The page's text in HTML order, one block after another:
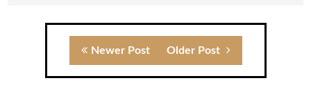
Newer Post Older Post